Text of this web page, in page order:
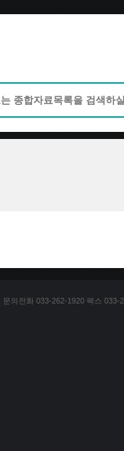
의전화 033-262-1920 팩스 033-